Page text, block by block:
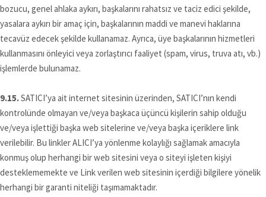
bozucu, genel ahlaka aykırı, başkalarını rahatsız ve taciz edici şekilde,
yasalara aykırı bir amaç için, başkalarının maddi ve manevi haklarına
tecavüz edecek şekilde kullanamaz. Ayrıca, üye başkalarının hizmetleri
kullanmasını önleyici veya zorlaştırıcı faaliyet (spam, virus, truva atı, vb.)
işlemlerde bulunamaz.
9.15.SATICI’ya ait internet sitesinin üzerinden, SATICI’nın kendi
kontrolünde olmayan ve/veya başkaca üçüncü kişilerin sahip olduğu
ve/veya işlettiği başka web sitelerine ve/veya başka içeriklere link
verilebilir. Bu linkler ALICI’ya yönlenme kolaylığı sağlamak amacıyla
konmuş olup herhangi bir web sitesini veya o siteyi işleten kişiyi
desteklememekte ve Link verilen web sitesinin içerdiği bilgilere yönelik
herhangi bir garanti niteliği taşımamaktadır.